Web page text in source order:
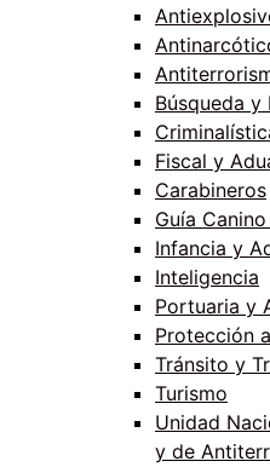
Búsqueda y
Fiscal y
Carabineros
Guía
Infancia y
Inteligencia
Portuaria y
Protección
Tránsito y
Turismo
Unidad
y de